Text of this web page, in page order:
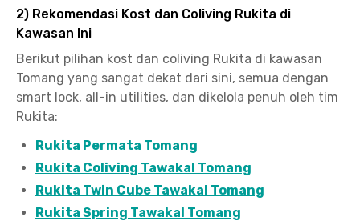
2) Rekomendasi Kost dan Coliving Rukita di
Kawasan Ini
Berikut pilihan kost dan coliving Rukita di kawasan
Tomang yang sangat dekat dari sini, semua dengan
smart lock, all-in utilities, dan dikelola penuh oleh tim
Rukita:
Rukita Permata Tomang
Rukita Coliving Tawakal Tomang
Rukita Twin Cube Tawakal Tomang
Rukita Spring Tawakal Tomang